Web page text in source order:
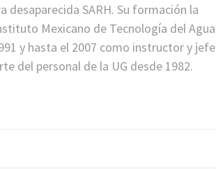
SARH. Su formación la
Mexicano de Tecnología del Agua
y hasta el 2007 como instructor y jefe
del personal de la UG desde 1982.